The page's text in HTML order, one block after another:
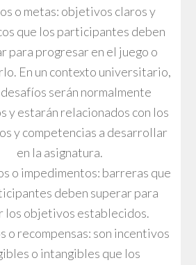
o metas: objetivos claros y
que los participantes deben
para progresar en el juego o
En un contexto universitario,
serán normalmente
y estarán relacionados con los
y competencias a desarrollar
en la asignatura.
o impedimentos: barreras que
deben superar para
los objetivos establecidos.
o recompensas: son incentivos
o intangibles que los